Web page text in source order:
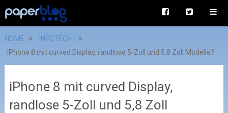
HOME
INFOTECH
iPhone 8 mit curved Display, randlose 5-Zoll und 5,8 Zoll Modelle?
iPhone 8 mit curved Display,
randlose 5-Zoll und 5,8 Zoll